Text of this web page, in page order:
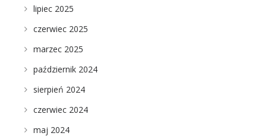
lipiec 2025
czerwiec 2025
marzec 2025
październik 2024
sierpień 2024
czerwiec 2024
maj 2024